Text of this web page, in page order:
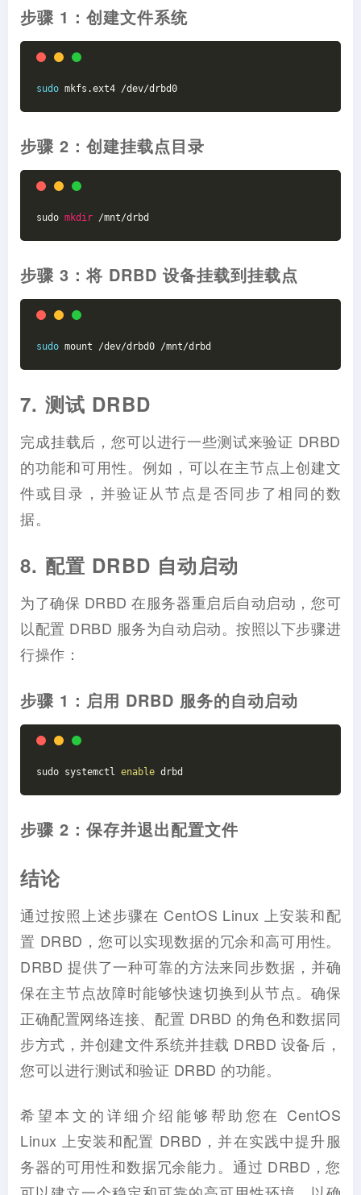
步骤 1：创建文件系统
sudo mkfs.ext4 /dev/drbd0
步骤 2：创建挂载点目录
sudo mkdir /mnt/drbd
步骤 3：将 DRBD 设备挂载到挂载点
sudo mount /dev/drbd0 /mnt/drbd
7. 测试 DRBD
完成挂载后，您可以进行一些测试来验证 DRBD
的功能和可用性。例如，可以在主节点上创建文
件或目录，并验证从节点是否同步了相同的数
据。
8. 配置 DRBD 自动启动
为了确保 DRBD 在服务器重启后自动启动，您可
以配置 DRBD 服务为自动启动。按照以下步骤进
行操作：
步骤 1：启用 DRBD 服务的自动启动
sudo systemctl enable drbd
步骤 2：保存并退出配置文件
结论
通过按照上述步骤在 CentOS Linux 上安装和配
置 DRBD，您可以实现数据的冗余和高可用性。
DRBD 提供了一种可靠的方法来同步数据，并确
保在主节点故障时能够快速切换到从节点。确保
正确配置网络连接、配置 DRBD 的角色和数据同
步方式，并创建文件系统并挂载 DRBD 设备后，
您可以进行测试和验证 DRBD 的功能。
希望本文的详细介绍能够帮助您在 CentOS
Linux 上安装和配置 DRBD，并在实践中提升服
务器的可用性和数据冗余能力。通过 DRBD，您